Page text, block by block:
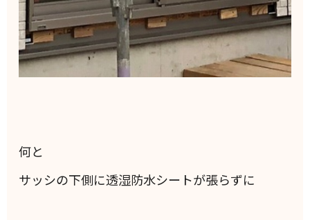
何と
サッシの下側に透湿防水シートが張らずに